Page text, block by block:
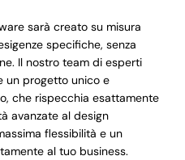
sarà creato su misura
specifiche, senza
Il nostro team di esperti
un progetto unico e
che rispecchia esattamente
avanzate al design
flessibilità e un
al tuo business.